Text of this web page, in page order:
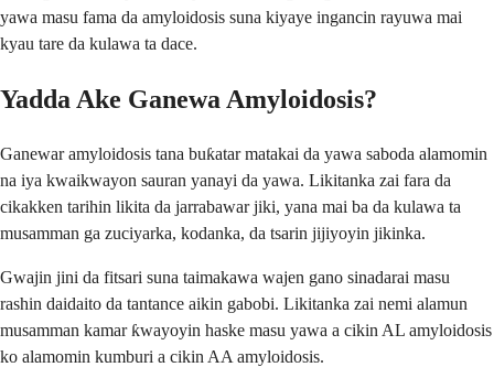
yawa masu fama da amyloidosis suna kiyaye ingancin rayuwa mai
kyau tare da kulawa ta dace.
Yadda Ake Ganewa Amyloidosis?
Ganewar amyloidosis tana buƙatar matakai da yawa saboda alamomin
na iya kwaikwayon sauran yanayi da yawa. Likitanka zai fara da
cikakken tarihin likita da jarrabawar jiki, yana mai ba da kulawa ta
musamman ga zuciyarka, kodanka, da tsarin jijiyoyin jikinka.
Gwajin jini da fitsari suna taimakawa wajen gano sinadarai masu
rashin daidaito da tantance aikin gabobi. Likitanka zai nemi alamun
musamman kamar ƙwayoyin haske masu yawa a cikin AL amyloidosis
ko alamomin kumburi a cikin AA amyloidosis.